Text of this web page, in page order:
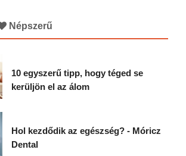
Népszerű
10 egyszerű tipp, hogy téged se
kerüljön el az álom
Hol kezdődik az egészség? - Móricz
Dental